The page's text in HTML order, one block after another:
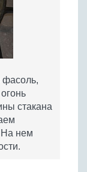
фасоль,
стакана
На нем